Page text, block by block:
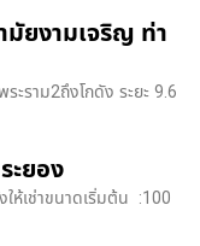
มัยงามเจริญ ท่า
ะราม2ถึงโกดัง ระยะ 9.6
ะยอง
ห้เช่าขนาดเริ่มต้น :100